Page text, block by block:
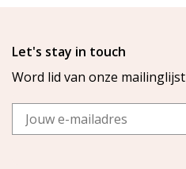
Let's stay in touch
Word lid van onze mailinglijst
Email